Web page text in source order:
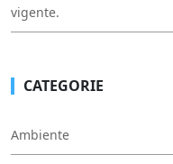
vigente.
CATEGORIE
Ambiente